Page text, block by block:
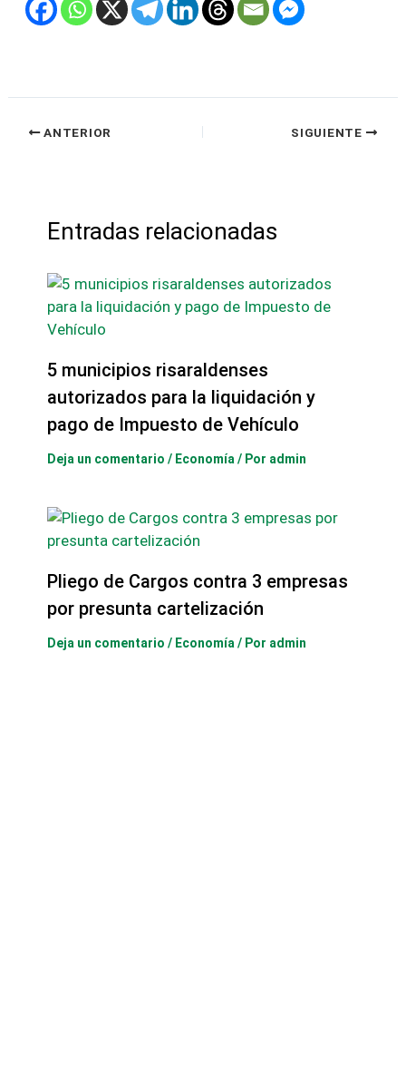
ANTERIOR SIGUIENTE
Entradas relacionadas
5 municipios risaraldenses
autorizados para la liquidación y
pago de Impuesto de Vehículo
Deja un comentario / Economía / Por admin
Pliego de Cargos contra 3 empresas
por presunta cartelización
Deja un comentario / Economía / Por admin